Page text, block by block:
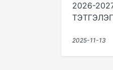
2026-
2025-11-13